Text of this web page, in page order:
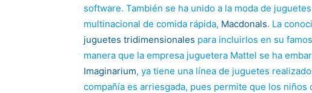
software. También se ha unido a la moda de
multinacional de comida rápida, Macdonals. La
juguetes tridimensionales para incluirlos en su
manera que la empresa juguetera Mattel se ha
Imaginarium, ya tiene una línea de juguetes
compañía es arriesgada, pues permite que los